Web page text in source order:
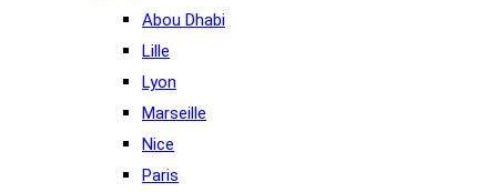
Abou Dhabi
Lille
Lyon
Marseille
Nice
Paris